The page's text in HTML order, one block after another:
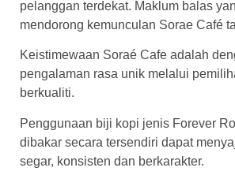
pelanggan terdekat. Maklum balas
mendorong kemunculan Sorae Café
Keistimewaan Soraé Cafe adalah
pengalaman rasa unik melalui
berkualiti.
Penggunaan biji kopi jenis Forever
dibakar secara tersendiri dapat
segar, konsisten dan berkarakter.